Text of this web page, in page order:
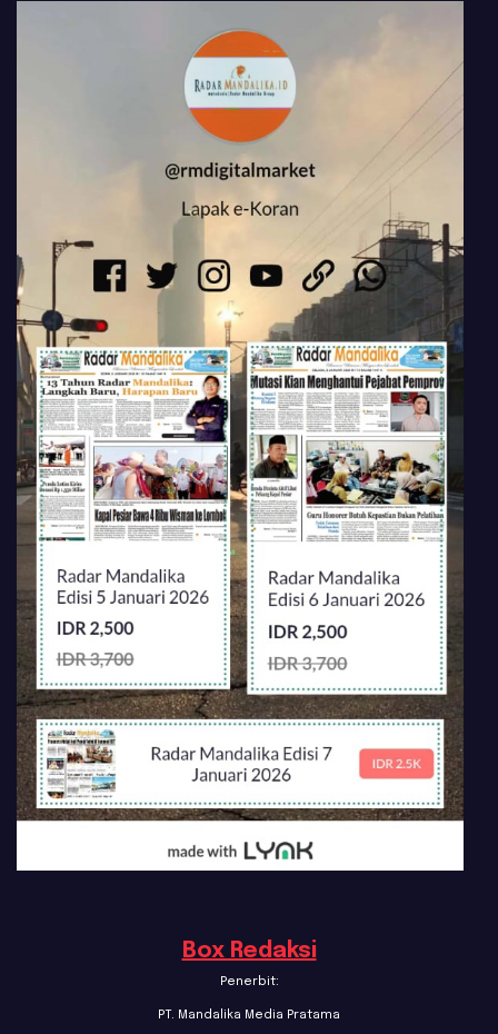
Box Redaksi
Penerbit:
PT. Mandalika Media Pratama